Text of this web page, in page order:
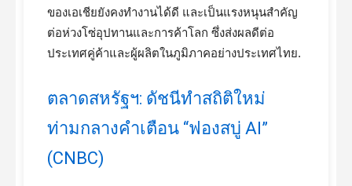
ของเอเชียยังคงทำงานได้ดี และเป็นแรงหนุนสำคัญ
ต่อห่วงโซ่อุปทานและการค้าโลก ซึ่งส่งผลดีต่อ
ประเทศคู่ค้าและผู้ผลิตในภูมิภาคอย่างประเทศไทย.
ตลาดสหรัฐฯ: ดัชนีทำสถิติใหม่
ท่ามกลางคำเตือน “ฟองสบู่ AI”
(CNBC)